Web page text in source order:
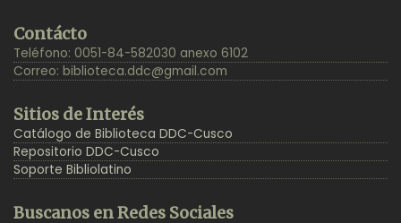
Contácto
Teléfono: 0051-84-582030 anexo 6102
Correo: biblioteca.ddc@gmail.com
Sitios de Interés
Catálogo de Biblioteca DDC-Cusco
Repositorio DDC-Cusco
Soporte Bibliolatino
Buscanos en Redes Sociales